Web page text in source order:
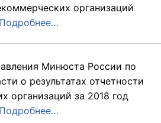
организаций
Подробнее…
Минюста России по
о результатах отчетности
организаций за 2018 год
Подробнее…